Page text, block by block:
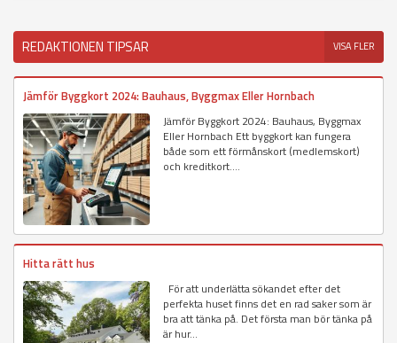
REDAKTIONEN TIPSAR VISA FLER
Jämför Byggkort 2024: Bauhaus, Byggmax Eller Hornbach
Jämför Byggkort 2024: Bauhaus, Byggmax
Eller Hornbach Ett byggkort kan fungera
både som ett förmånskort (medlemskort)
och kreditkort....
Hitta rätt hus
För att underlätta sökandet efter det
perfekta huset finns det en rad saker som är
bra att tänka på. Det första man bör tänka på
är hur...